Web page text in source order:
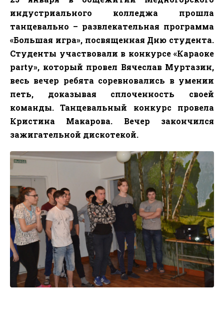
индустриального колледжа прошла
танцевально – развлекательная программа
«Большая игра»,посвященная Дню студента.
Студенты участвовали в конкурсе «Караоке
party», который провел Вячеслав Муртазин,
весь вечер ребята соревновались в умении
петь, доказывая сплоченность своей
команды. Танцевальный конкурс провела
Кристина Макарова. Вечер закончился
зажигательной дискотекой.